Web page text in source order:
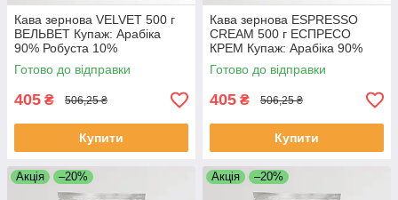
Кава зернова VELVET 500 г
ВЕЛЬВЕТ Купаж: Арабіка
90% Робуста 10%
Свіжообсмажена кава в
зернах
Готово до відправки
405 ₴ 506,25 ₴
Купити
Кава зернова ESPRESSO
CREAM 500 г ЕСПРЕСО
КРЕМ Купаж: Арабіка 90%
Робуста 10%
Свіжообсмажена кава в
Готово до відправки
405 ₴ 506,25 ₴
Купити
Акція –20% Акція –20%